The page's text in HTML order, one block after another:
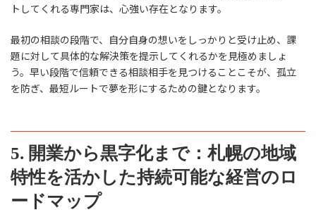
トしてくれる専門家は、心強い存在となります。
最初の相談の段階で、自分自身の想いをしっかりと受け止め、課
題に対して具体的な解決策を提示してくれるかを見極めましょ
う。早い段階で信頼できる相談相手を見つけることこそが、孤立
を防ぎ、最短ルートで夢を形にするための鍵となります。
5. 開業から黒字化まで：札幌の地域
特性を活かした持続可能な経営のロ
ードマップ